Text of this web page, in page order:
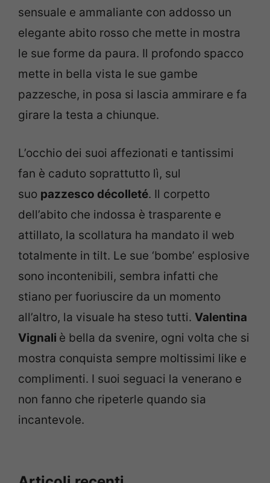
sensuale e ammaliante con addosso un
elegante abito rosso che mette in mostra
le sue forme da paura. Il profondo spacco
mette in bella vista le sue gambe
pazzesche, in posa si lascia ammirare e fa
girare la testa a chiunque.
L’occhio dei suoi affezionati e tantissimi
fan è caduto soprattutto lì, sul
suo pazzesco décolleté. Il corpetto
dell’abito che indossa è trasparente e
attillato, la scollatura ha mandato il web
totalmente in tilt. Le sue ‘bombe’ esplosive
sono incontenibili, sembra infatti che
stiano per fuoriuscire da un momento
all’altro, la visuale ha steso tutti. Valentina
Vignali è bella da svenire, ogni volta che si
mostra conquista sempre moltissimi like e
complimenti. I suoi seguaci la venerano e
non fanno che ripeterle quando sia
incantevole.